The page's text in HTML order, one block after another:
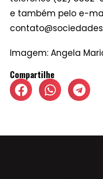
e também pelo e-
Imagem: Angela
Compartilhe